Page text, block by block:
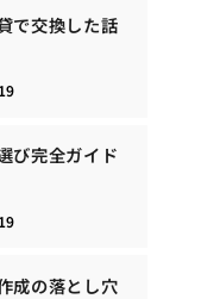
で交換した話
び完全ガイド
成の落とし穴